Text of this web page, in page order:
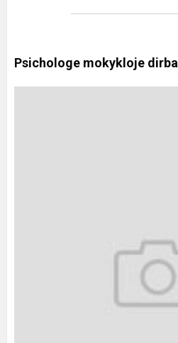
Psichologe mokykloje dirba